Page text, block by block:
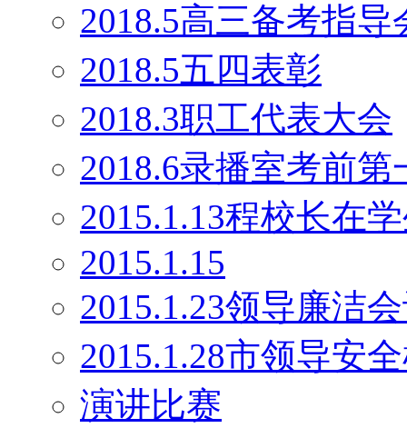
2018.5高三备考指导
2018.5五四表彰
2018.3职工代表大会
2018.6录播室考前第
2015.1.13程校长在
2015.1.15
2015.1.23领导廉洁
2015.1.28市领导安
演讲比赛